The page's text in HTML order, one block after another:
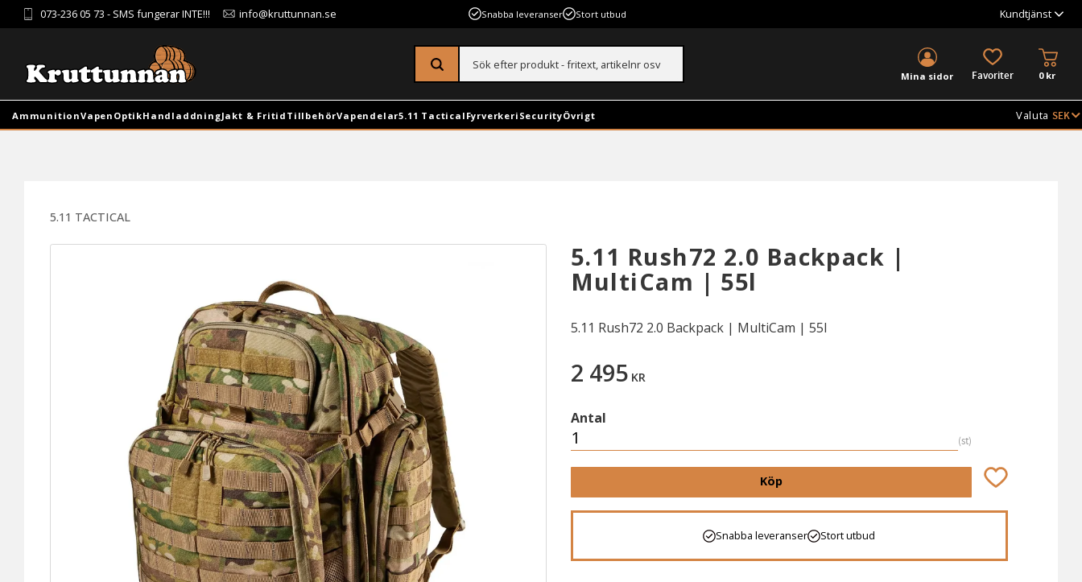
073-236 05 73 - SMS fungerar INTE!!! info@kruttunnan.se Snabba leveranser Stort utbud Kundtjänst
Mina sidor FAVORITER 0kr
AmmunitionVapen OptikHandladdningJakt & Fritid TillbehörVapendelar5.11 Tactical Fyrverkeri SecurityÖvrigt Valuta
5.11 TACTICAL
5.11 Rush72 2.0 Backpack |
MultiCam | 55l
5.11 Rush72 2.0 Backpack | MultiCam | 55l
2 495KR
Antal
st
Köp Lägg till i
Snabba leveranser Stort utbud